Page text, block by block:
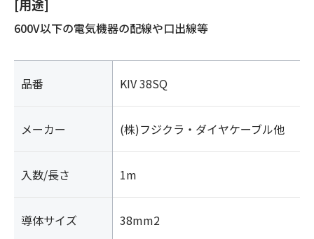
[用途]
600V以下の電気機器の配線や口出線等
品番 KIV 38SQ
メーカー (株)フジクラ・ダイヤケーブル他
入数/長さ 1m
導体サイズ 38mm2